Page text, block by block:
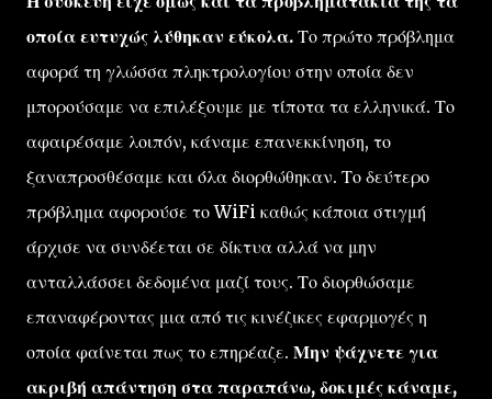
οποία ευτυχώς λύθηκαν εύκολα. Το πρώτο πρόβλημα
αφορά τη γλώσσα πληκτρολογίου στην οποία δεν
μπορούσαμε να επιλέξουμε με τίποτα τα ελληνικά. Το
αφαιρέσαμε λοιπόν, κάναμε επανεκκίνηση, το
ξαναπροσθέσαμε και όλα διορθώθηκαν. Το δεύτερο
πρόβλημα αφορούσε το WiFi καθώς κάποια στιγμή
άρχισε να συνδέεται σε δίκτυα αλλά να μην
ανταλλάσσει δεδομένα μαζί τους. Το διορθώσαμε
επαναφέροντας μια από τις κινέζικες εφαρμογές η
οποία φαίνεται πως το επηρέαζε. Μην ψάχνετε για
ακριβή απάντηση στα παραπάνω, δοκιμές κάναμε,